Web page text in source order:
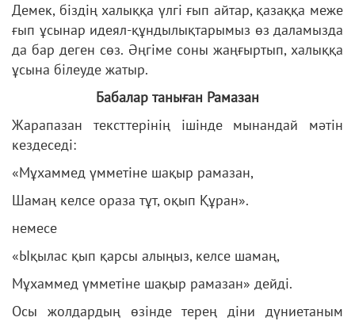
Демек, біздің халыққа үлгі ғып айтар, қазаққа меже
ғып ұсынар идеял-құндылықтарымыз өз даламызда
да бар деген сөз. Әңгіме соны жаңғыртып, халыққа
ұсына білеуде жатыр.
Бабалар таныған Рамазан
Жарапазан тексттерінің ішінде мынандай мәтін
кездеседі:
«Мұхаммед үмметіне шақыр рамазан,
Шамаң келсе ораза тұт, оқып Құран».
немесе
«Ықылас қып қарсы алыңыз, келсе шамаң,
Мұхаммед үмметіне шақыр рамазан» дейді.
Осы жолдардың өзінде терең діни дүниетаным